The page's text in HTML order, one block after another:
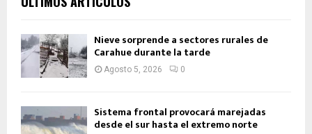
Nieve sorprende a sectores rurales de
Carahue durante la tarde
Agosto 5, 2026 0
Sistema frontal provocará marejadas
desde el sur hasta el extremo norte